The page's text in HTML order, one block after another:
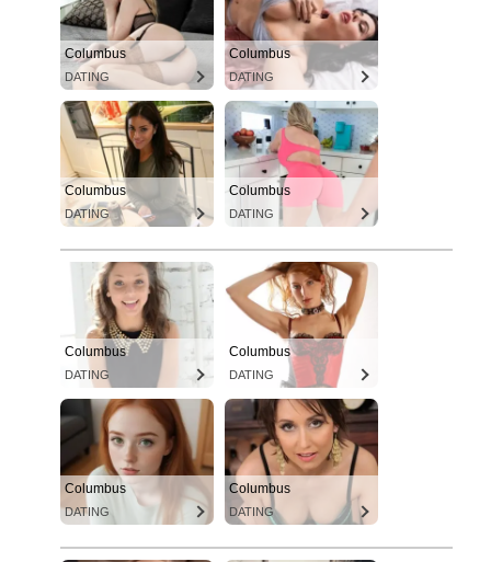
Columbus
DATING
Columbus
DATING
Columbus
DATING
Columbus
DATING
Columbus
DATING
Columbus
DATING
Columbus
DATING
Columbus
DATING